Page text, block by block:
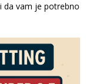
da vam je potrebno